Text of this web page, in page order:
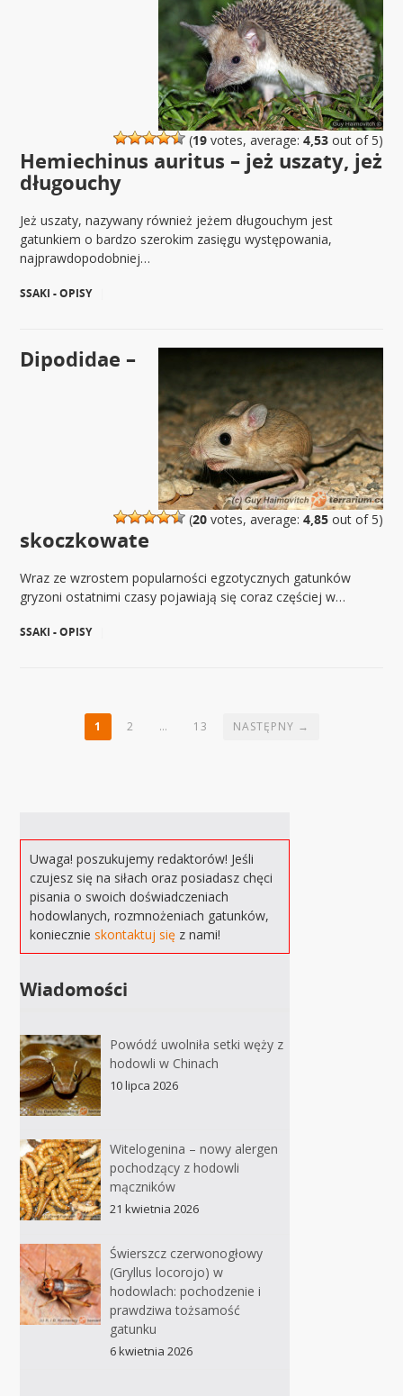
(19votes, average: 4,53out of 5)
Hemiechinus auritus – jeż uszaty, jeż
długouchy
Jeż uszaty, nazywany również jeżem długouchym jest
gatunkiem o bardzo szerokim zasięgu występowania,
najprawdopodobniej…
SSAKI - OPISY
(20votes, average: 4,85out of 5)
Dipodidae –
skoczkowate
Wraz ze wzrostem popularności egzotycznych gatunków
gryzoni ostatnimi czasy pojawiają się coraz częściej w…
SSAKI - OPISY
1 2 … 13 NASTĘPNY →
Uwaga! poszukujemy redaktorów! Jeśli
czujesz się na siłach oraz posiadasz chęci
pisania o swoich doświadczeniach
hodowlanych, rozmnożeniach gatunków,
koniecznieskontaktuj się z nami!
Wiadomości
Powódź uwolniła setki węży z
hodowli w Chinach
10 lipca 2026
Witelogenina – nowy alergen
pochodzący z hodowli
mączników
21 kwietnia 2026
Świerszcz czerwonogłowy
(Gryllus locorojo) w
hodowlach: pochodzenie i
prawdziwa tożsamość
gatunku
6 kwietnia 2026